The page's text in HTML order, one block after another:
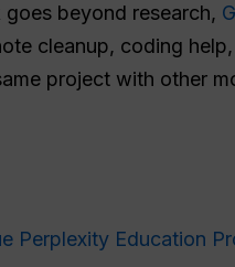
beyond research,
cleanup, coding
project with other
Perplexity Education